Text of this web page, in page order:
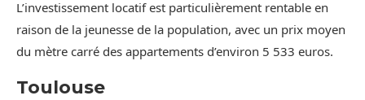
L’investissement locatif est particulièrement rentable en
raison de la jeunesse de la population, avec un prix moyen
du mètre carré des appartements d’environ 5 533 euros.
Toulouse